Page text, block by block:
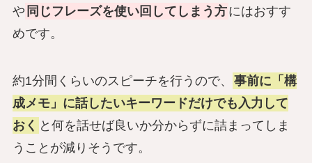
や 同じフレーズを使い回してしまう方にはおすす
めです。
約1分間くらいのスピーチを行うので、
事前に「構
成メモ」に話したいキーワードだけでも入力して
おく と何を話せば良いか分からずに詰まってしま
うことが減りそうです。